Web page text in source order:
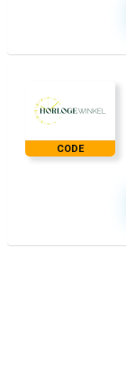
CODE